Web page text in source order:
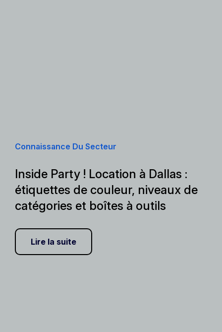
Connaissance Du Secteur
Inside Party ! Location à Dallas :
étiquettes de couleur, niveaux de
catégories et boîtes à outils
Lire la suite